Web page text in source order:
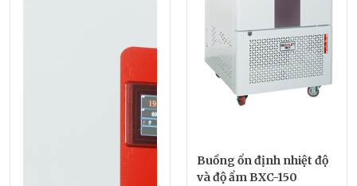
Buồng ổn định nhiệt độ
và độ ẩm BXC-150